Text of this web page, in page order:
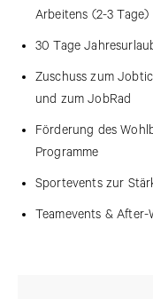
Arbeitens (2-3 Tage)
30 Tage
Zuschuss zum
und zum JobRad
Förderung des
Programme
Sportevents zur
Teamevents & After-